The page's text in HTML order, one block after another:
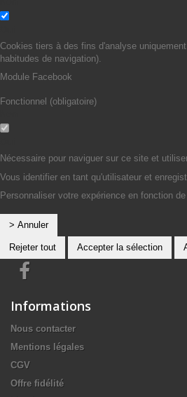
Cookies tiers à des fins d'analyse
habitudes de navigation).
Module Facebook
Fonctionnel (obligatoire)
Nécessaire pour naviguer sur ce site et
Vous identifier en tant qu'utilisateur et
Personnaliser votre expérience en fonction
> Annuler
Rejeter tout Accepter la sélection
Informations
Nous contacter
Mentions légales
CGV
Offre fidélité